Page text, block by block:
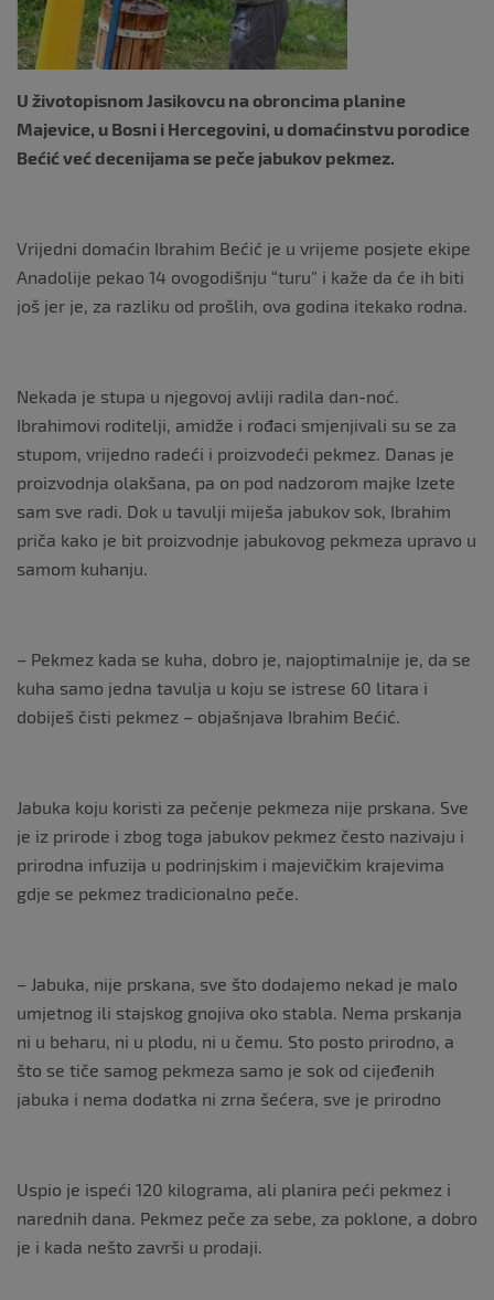
U životopisnom Jasikovcu na obroncima planine
Majevice, u Bosni i Hercegovini, u domaćinstvu porodice
Bećić već decenijama se peče jabukov pekmez.
Vrijedni domaćin Ibrahim Bećić je u vrijeme posjete ekipe
Anadolije pekao 14 ovogodišnju “turu” i kaže da će ih biti
još jer je, za razliku od prošlih, ova godina itekako rodna.
Nekada je stupa u njegovoj avliji radila dan-noć.
Ibrahimovi roditelji, amidže i rođaci smjenjivali su se za
stupom, vrijedno radeći i proizvodeći pekmez. Danas je
proizvodnja olakšana, pa on pod nadzorom majke Izete
sam sve radi. Dok u tavulji miješa jabukov sok, Ibrahim
priča kako je bit proizvodnje jabukovog pekmeza upravo u
samom kuhanju.
– Pekmez kada se kuha, dobro je, najoptimalnije je, da se
kuha samo jedna tavulja u koju se istrese 60 litara i
dobiješ čisti pekmez – objašnjava Ibrahim Bećić.
Jabuka koju koristi za pečenje pekmeza nije prskana. Sve
je iz prirode i zbog toga jabukov pekmez često nazivaju i
prirodna infuzija u podrinjskim i majevičkim krajevima
gdje se pekmez tradicionalno peče.
– Jabuka, nije prskana, sve što dodajemo nekad je malo
umjetnog ili stajskog gnojiva oko stabla. Nema prskanja
ni u beharu, ni u plodu, ni u čemu. Sto posto prirodno, a
što se tiče samog pekmeza samo je sok od cijeđenih
jabuka i nema dodatka ni zrna šećera, sve je prirodno
Uspio je ispeći 120 kilograma, ali planira peći pekmez i
narednih dana. Pekmez peče za sebe, za poklone, a dobro
je i kada nešto završi u prodaji.